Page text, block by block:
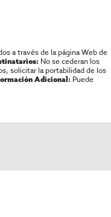
a través de la página Web de
No se cederan los
solicitar la portabilidad de los
Adicional: Puede